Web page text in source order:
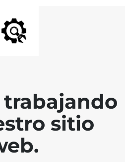
trabajando
sitio